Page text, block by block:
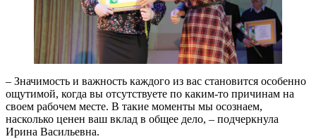
– Значимость и важность каждого из вас становится особенно
ощутимой, когда вы отсутствуете по каким-то причинам на
своем рабочем месте. В такие моменты мы осознаем,
насколько ценен ваш вклад в общее дело, – подчеркнула
Ирина Васильевна.